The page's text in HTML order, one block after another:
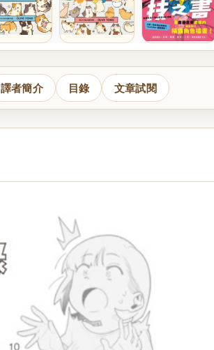
譯者簡介 目錄 文章試閱